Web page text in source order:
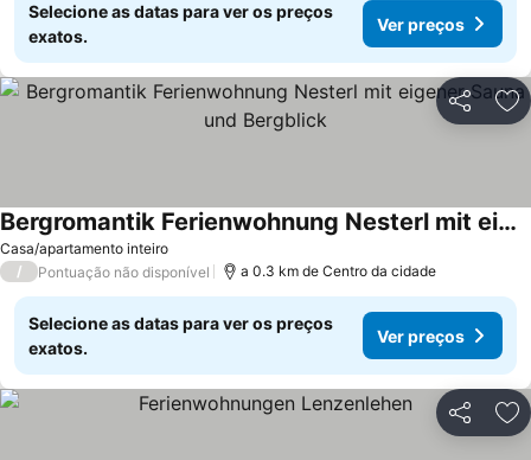
Selecione as datas para ver os preços
exatos.
Ver preços
Partilhar
Casa/apartamento inteiro
Bergromantik Ferienwohnung Nesterl mit eigener Sauna und Bergblick
/ Pontuação não disponível a 0.3 km de Centro da cidade
Selecione as datas para ver os preços
exatos.
Ver preços
Partilhar